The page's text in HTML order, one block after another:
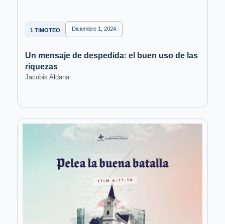
1 TIMOTEO Diciembre 1, 2024
Un mensaje de despedida: el buen uso de las
riquezas
Jacobis Aldana